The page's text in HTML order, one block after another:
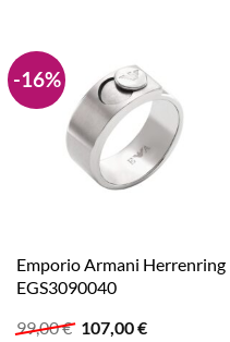
-16%
Emporio Armani Herrenring
EGS3090040
99,00€ Ursprünglicher
107,00€Aktueller